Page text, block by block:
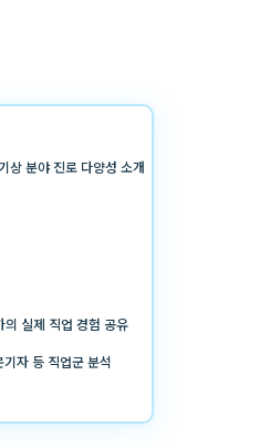
상 분야 진로 다양성 소개
의 실제 직업 경험 공유
자 등 직업군 분석